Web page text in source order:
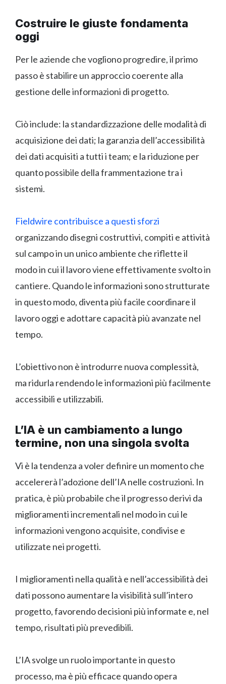
Costruire le giuste fondamenta
oggi
Per le aziende che vogliono progredire, il primo
passo è stabilire un approccio coerente alla
gestione delle informazioni di progetto.
Ciò include: la standardizzazione delle modalità di
acquisizione dei dati; la garanzia dell’accessibilità
dei dati acquisiti a tutti i team; e la riduzione per
quanto possibile della frammentazione tra i
sistemi.
Fieldwire contribuisce a questi sforzi
organizzando disegni costruttivi, compiti e attività
sul campo in un unico ambiente che riflette il
modo in cui il lavoro viene effettivamente svolto in
cantiere. Quando le informazioni sono strutturate
in questo modo, diventa più facile coordinare il
lavoro oggi e adottare capacità più avanzate nel
tempo.
L’obiettivo non è introdurre nuova complessità,
ma ridurla rendendo le informazioni più facilmente
accessibili e utilizzabili.
L’IA è un cambiamento a lungo
termine, non una singola svolta
Vi è la tendenza a voler definire un momento che
accelererà l’adozione dell’IA nelle costruzioni. In
pratica, è più probabile che il progresso derivi da
miglioramenti incrementali nel modo in cui le
informazioni vengono acquisite, condivise e
utilizzate nei progetti.
I miglioramenti nella qualità e nell’accessibilità dei
dati possono aumentare la visibilità sull’intero
progetto, favorendo decisioni più informate e, nel
tempo, risultati più prevedibili.
L’IA svolge un ruolo importante in questo
processo, ma è più efficace quando opera